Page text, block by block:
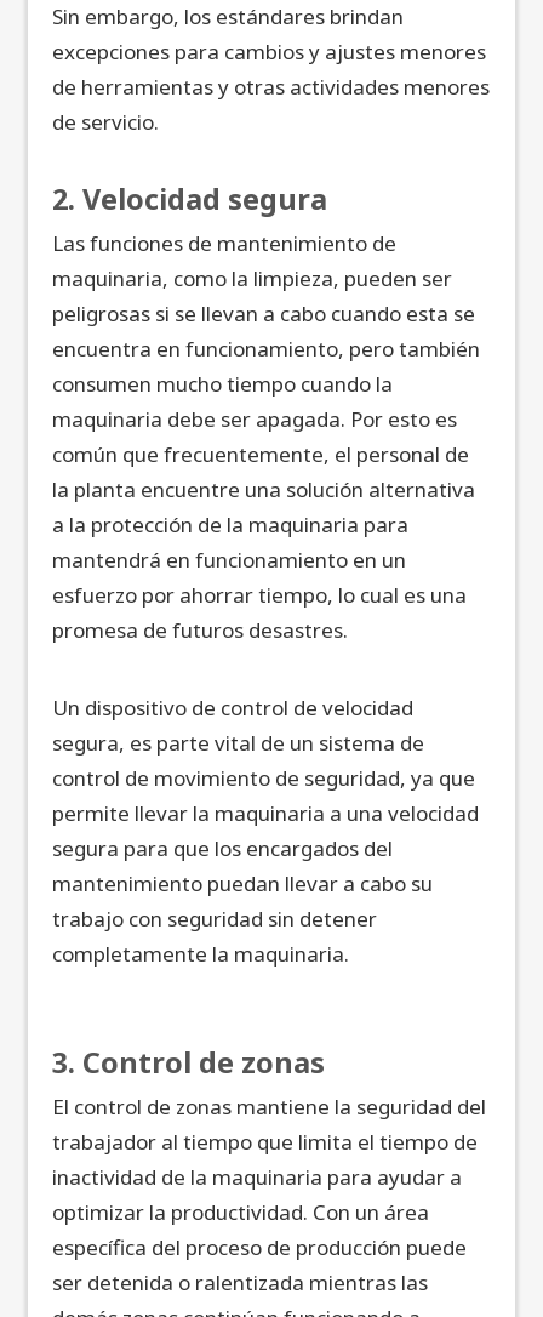
Sin embargo, los estándares brindan
excepciones para cambios y ajustes menores
de herramientas y otras actividades menores
de servicio.
2. Velocidad segura
Las funciones de mantenimiento de
maquinaria, como la limpieza, pueden ser
peligrosas si se llevan a cabo cuando esta se
encuentra en funcionamiento, pero también
consumen mucho tiempo cuando la
maquinaria debe ser apagada. Por esto es
común que frecuentemente, el personal de
la planta encuentre una solución alternativa
a la protección de la maquinaria para
mantendrá en funcionamiento en un
esfuerzo por ahorrar tiempo, lo cual es una
promesa de futuros desastres.
Un dispositivo de control de velocidad
segura, es parte vital de un sistema de
control de movimiento de seguridad, ya que
permite llevar la maquinaria a una velocidad
segura para que los encargados del
mantenimiento puedan llevar a cabo su
trabajo con seguridad sin detener
completamente la maquinaria.
3. Control de zonas
El control de zonas mantiene la seguridad del
trabajador al tiempo que limita el tiempo de
inactividad de la maquinaria para ayudar a
optimizar la productividad. Con un área
específica del proceso de producción puede
ser detenida o ralentizada mientras las